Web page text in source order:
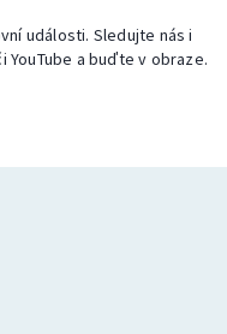
události. Sledujte nás i
YouTube a buďte v obraze.